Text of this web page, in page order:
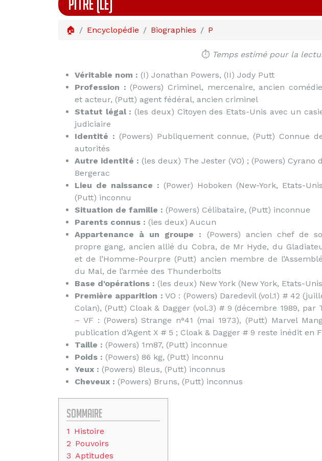
PITRE (LE)
🏠 Encyclopédie Biographies P
⏱️ Temps estimé pour la
Véritable nom : (I) Jonathan Powers, (II) Jody Putt
Profession : (Powers) Criminel, mercenaire, ancien
et acteur, (Putt) agent fédéral, ancien criminel
Statut légal : (les deux) Citoyen des Etats-Unis avec un
judiciaire
Identité : (Powers) Publiquement connue, (Putt) Connue
autorités
Autre identité : (les deux) The Jester (VO) ; (Powers) Cyrano
Bergerac
Lieu de naissance : (Power) Hoboken (New-York, Etats-
(Putt) inconnu
Situation de famille : (Powers) Célibataire, (Putt) inconnue
Parents connus : (les deux) Aucun
Appartenance à un groupe : (Powers) ancien chef de
propre gang, ancien allié du Cobra, de Mr Hyde, du
et de l’Homme-Pourpre (Putt) ancien membre de
du Mal, de l’armée des Thunderbolts
Base d'opérations : (les deux) New York (New York, Etats-
Première apparition : VO : (Powers) Daredevil (vol.1) # 42
Colan), (Putt) Cloak & Dagger (vol.3) # 9 (décembre 1989, par
– VF : (Powers) Strange n°41 (mai 1973), (Putt) Marvel
publication d’Agent X # 5 ; Cloak & Dagger # 9 reste inédit en
Taille : (Powers) 1m87, (Putt) inconnue
Poids : (Powers) 86 kg, (Putt) inconnu
Yeux : (Powers) Bleus, (Putt) inconnus
Cheveux : (Powers) Bruns, (Putt) inconnus
Sommaire
1 Histoire
2 Pouvoirs
3 Aptitudes